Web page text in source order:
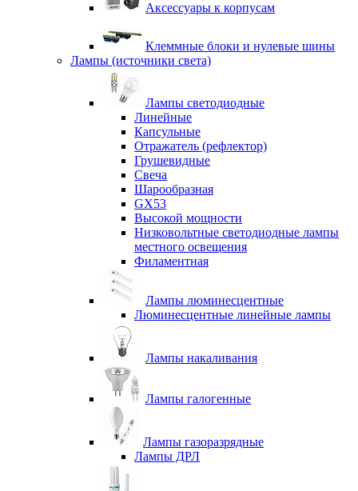
Аксессуары к корпусам
Клеммные блоки и нулевые шины
Лампы (источники света)
Лампы светодиодные
Линейные
Капсульные
Отражатель (рефлектор)
Грушевидные
Свеча
Шарообразная
GX53
Высокой мощности
Низковольтные светодиодные лампы
местного освещения
Филаментная
Лампы люминесцентные
Люминесцентные линейные лампы
Лампы накаливания
Лампы галогенные
Лампы газоразрядные
Лампы ДРЛ